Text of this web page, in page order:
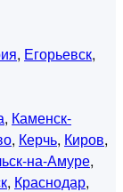
, Егорьевск,
, Каменск-
, Керчь, Киров,
на-Амуре,
, Краснодар,